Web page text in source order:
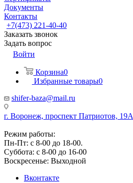
Документы
Контакты
+7(473) 221-40-40
Заказать звонок
Задать вопрос
Войти
Корзина0
Избранные товары0
shifer-baza@mail.ru
г. Воронеж, проспект Патриотов, 19А
Режим работы:
Пн-Пт: с 8-00 до 18-00.
Суббота: с 8-00 до 16-00
Воскресенье: Выходной
Вконтакте